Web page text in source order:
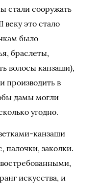
стали сооружать
это стало
было
браслеты,
волосы канзаши),
производить в
дамы могли
угодно.
канзаши
палочки, заколки.
искусства, и